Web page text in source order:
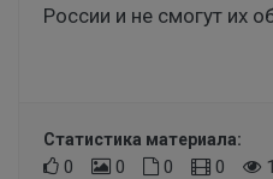
России и не смогут их
Статистика материала:
0 0 0 0